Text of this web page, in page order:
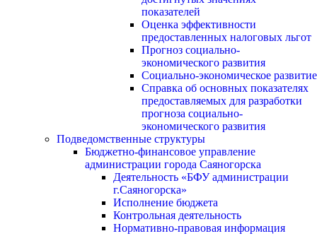
показателей
Оценка эффективности
предоставленных налоговых льгот
Прогноз социально-
экономического развития
Социально-экономическое развитие
Справка об основных показателях
предоставляемых для разработки
прогноза социально-
экономического развития
Подведомственные структуры
Бюджетно-финансовое управление
администрации города Саяногорска
Деятельность «БФУ администрации
г.Саяногорска»
Исполнение бюджета
Контрольная деятельность
Нормативно-правовая информация